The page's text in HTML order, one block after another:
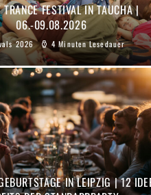
TRANCE FESTIVAL IN TAUCHA |
06.-09.08.2026
2026 4 Minuten Lesedauer
IN LEIPZIG | 12